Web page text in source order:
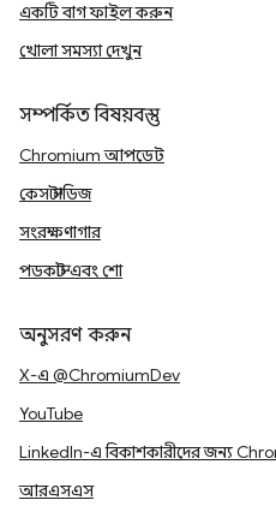
একটি বাগ ফাইল করুন
খোলা সমস্যা দেখুন
সম্পর্কিত বিষয়বস্তু
Chromium আপডেট
কেস স্টাডিজ
সংরক্ষণাগার
পডকাস্ট এবং শো
অনুসরণ করুন
X-এ @ChromiumDev
YouTube
LinkedIn-এ বিকাশকারীদের জন্য
আরএসএস